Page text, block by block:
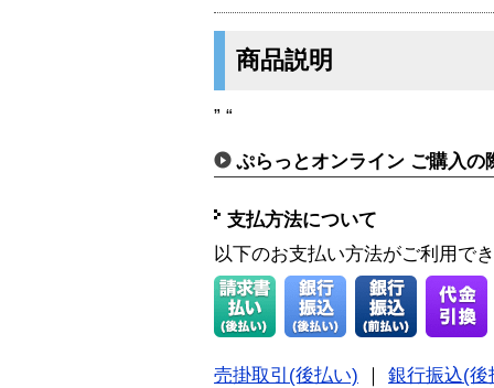
商品説明
” “
ぷらっとオンライン ご購入の
支払方法について
以下のお支払い方法がご利用で
売掛取引(後払い)
銀行振込(後